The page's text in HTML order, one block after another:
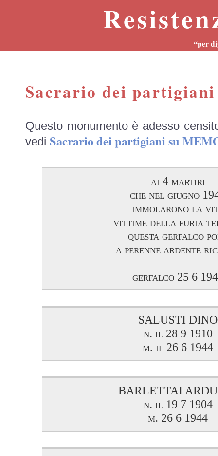
“per
Sacrario dei partigiani
Questo monumento è adesso
vedi Sacrario dei partigiani su
ai 4 martiri
che nel giugno
immolarono la
vittime della furia
questa gerfalco
a perenne ardente
gerfalco 25 6
SALUSTI DINO
n. il 28 9 1910
m. il 26 6 1944
BARLETTAI
n. il 19 7 1904
m. 26 6 1944